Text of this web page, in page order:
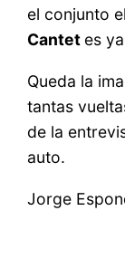
el conjunto
Cantet es
Queda la
tantas
de la
auto.
Jorge